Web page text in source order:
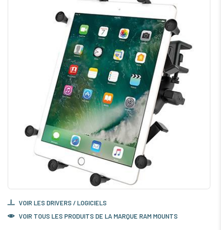
VOIR LES DRIVERS / LOGICIELS
VOIR TOUS LES PRODUITS DE LA MARQUE RAM MOUNTS